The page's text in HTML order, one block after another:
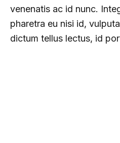
venenatis ac id nunc.
pharetra eu nisi id,
dictum tellus lectus, id